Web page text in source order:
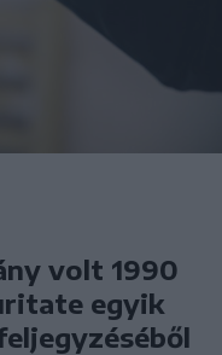
volt 1990
egyik